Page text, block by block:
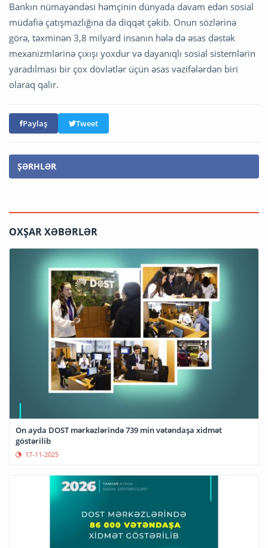
Bankın nümayəndəsi həmçinin dünyada davam edən sosial
müdafiə çatışmazlığına da diqqət çəkib. Onun sözlərinə
görə, təxminən 3,8 milyard insanın hələ də əsas dəstək
mexanizmlərinə çıxışı yoxdur və dayanıqlı sosial sistemlərin
yaradılması bir çox dövlətlər üçün əsas vəzifələrdən biri
olaraq qalır.
Paylaş Tweet
ŞƏRHLƏR
OXŞAR XƏBƏRLƏR
On ayda DOST mərkəzlərində 739 min vətəndaşa xidmət
göstərilib
17-11-2025